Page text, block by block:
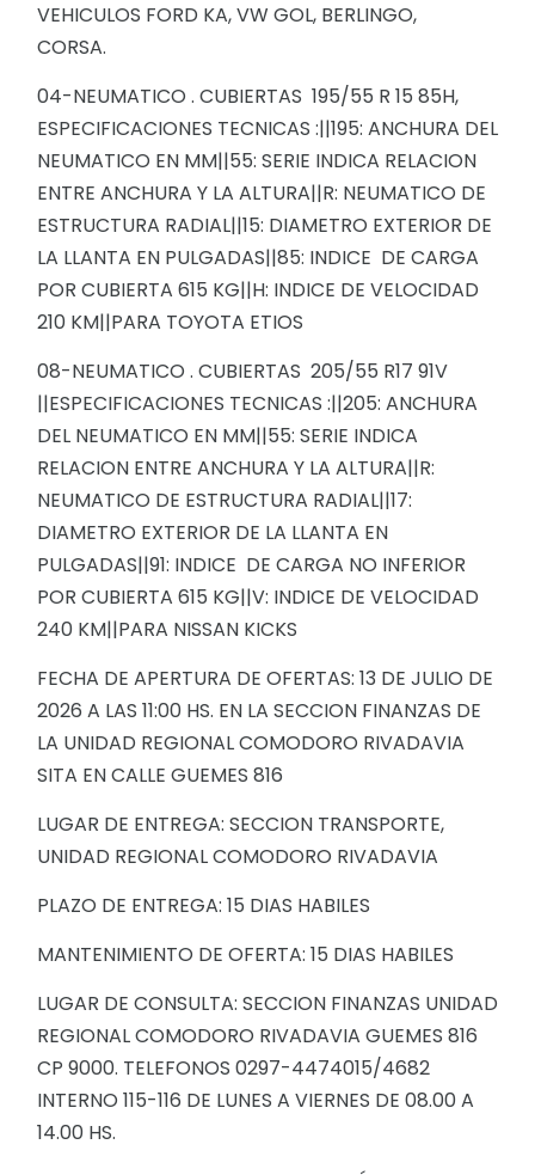
VEHICULOS FORD KA, VW GOL, BERLINGO,
CORSA.
04-NEUMATICO . CUBIERTAS 195/55 R 15 85H,
ESPECIFICACIONES TECNICAS :||195: ANCHURA DEL
NEUMATICO EN MM||55: SERIE INDICA RELACION
ENTRE ANCHURA Y LA ALTURA||R: NEUMATICO DE
ESTRUCTURA RADIAL||15: DIAMETRO EXTERIOR DE
LA LLANTA EN PULGADAS||85: INDICE DE CARGA
POR CUBIERTA 615 KG||H: INDICE DE VELOCIDAD
210 KM||PARA TOYOTA ETIOS
08-NEUMATICO . CUBIERTAS 205/55 R17 91V
||ESPECIFICACIONES TECNICAS :||205: ANCHURA
DEL NEUMATICO EN MM||55: SERIE INDICA
RELACION ENTRE ANCHURA Y LA ALTURA||R:
NEUMATICO DE ESTRUCTURA RADIAL||17:
DIAMETRO EXTERIOR DE LA LLANTA EN
PULGADAS||91: INDICE DE CARGA NO INFERIOR
POR CUBIERTA 615 KG||V: INDICE DE VELOCIDAD
240 KM||PARA NISSAN KICKS
FECHA DE APERTURA DE OFERTAS: 13 DE JULIO DE
2026 A LAS 11:00 HS. EN LA SECCION FINANZAS DE
LA UNIDAD REGIONAL COMODORO RIVADAVIA
SITA EN CALLE GUEMES 816
LUGAR DE ENTREGA: SECCION TRANSPORTE,
UNIDAD REGIONAL COMODORO RIVADAVIA
PLAZO DE ENTREGA: 15 DIAS HABILES
MANTENIMIENTO DE OFERTA: 15 DIAS HABILES
LUGAR DE CONSULTA: SECCION FINANZAS UNIDAD
REGIONAL COMODORO RIVADAVIA GUEMES 816
CP 9000. TELEFONOS 0297-4474015/4682
INTERNO 115-116 DE LUNES A VIERNES DE 08.00 A
14.00 HS.